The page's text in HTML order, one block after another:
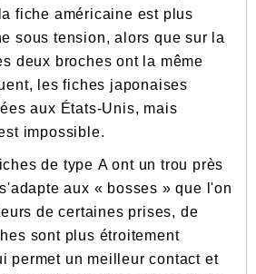
fiche américaine est plus
sous tension, alors que sur la
deux broches ont la même
les fiches japonaises
aux États-Unis, mais
impossible.
de type A ont un trou près
aux « bosses » que l'on
de certaines prises, de
sont plus étroitement
permet un meilleur contact et